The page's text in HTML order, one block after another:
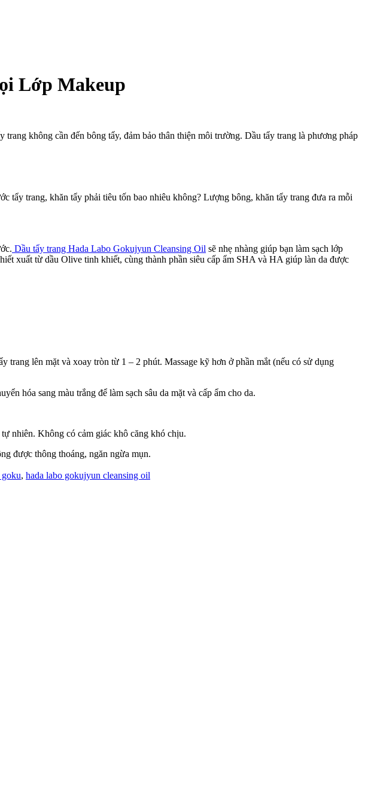
Lớp Makeup
trang không cần đến bông tẩy, đảm bảo thân thiện môi trường. Dầu tẩy trang là phương pháp
tẩy trang, khăn tẩy phải tiêu tốn bao nhiêu không? Lượng bông, khăn tẩy trang đưa ra mỗi
Dầu tẩy trang Hada Labo Gokujyun Cleansing Oil sẽ nhẹ nhàng giúp bạn làm sạch lớp
xuất từ dầu Olive tinh khiết, cùng thành phần siêu cấp ẩm SHA và HA giúp làn da được
trang lên mặt và xoay tròn từ 1 – 2 phút. Massage kỹ hơn ở phần mắt (nếu có sử dụng
hóa sang màu trắng để làm sạch sâu da mặt và cấp ẩm cho da.
nhiên. Không có cảm giác khô căng khó chịu.
được thông thoáng, ngăn ngừa mụn.
goku, hada labo gokujyun cleansing oil